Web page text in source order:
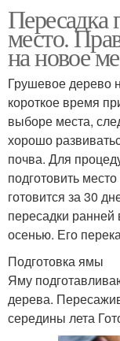
Пересадка
место.
на новое
Грушевое дерево
короткое время
выборе места,
хорошо
почва. Для
подготовить
готовится за 30
пересадки ранней
осенью. Его
Подготовка ямы
Яму
дерева.
середины лета